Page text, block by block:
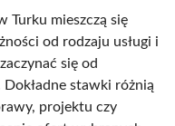
Turku mieszczą się
od rodzaju usługi i
się od
stawki różnią
projektu czy